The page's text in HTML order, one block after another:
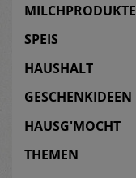
MILCHPRODUKTE
SPEIS
HAUSHALT
GESCHENKIDEEN
HAUSG'MOCHT
THEMEN